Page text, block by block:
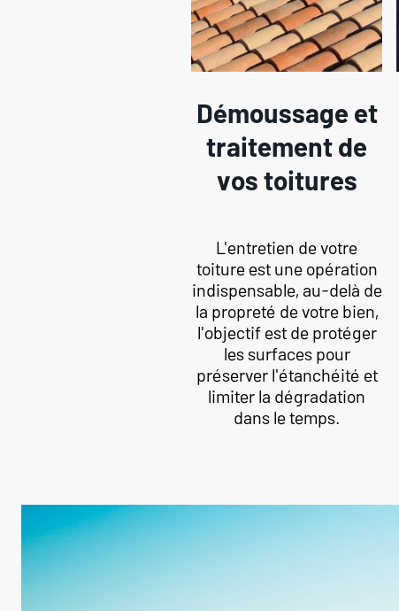
Démoussage et
traitement de
vos toitures
L'entretien de votre
toiture est une opération
indispensable, au-delà de
la propreté de votre bien,
l'objectif est de protéger
les surfaces pour
préserver l'étanchéité et
limiter la dégradation
dans le temps.